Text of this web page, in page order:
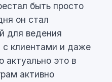
быть просто
он стал
для ведения
с клиентами и даже
актуально это в
активно